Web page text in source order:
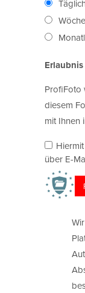
ProfiFoto
diesem
mit Ihnen
über E-